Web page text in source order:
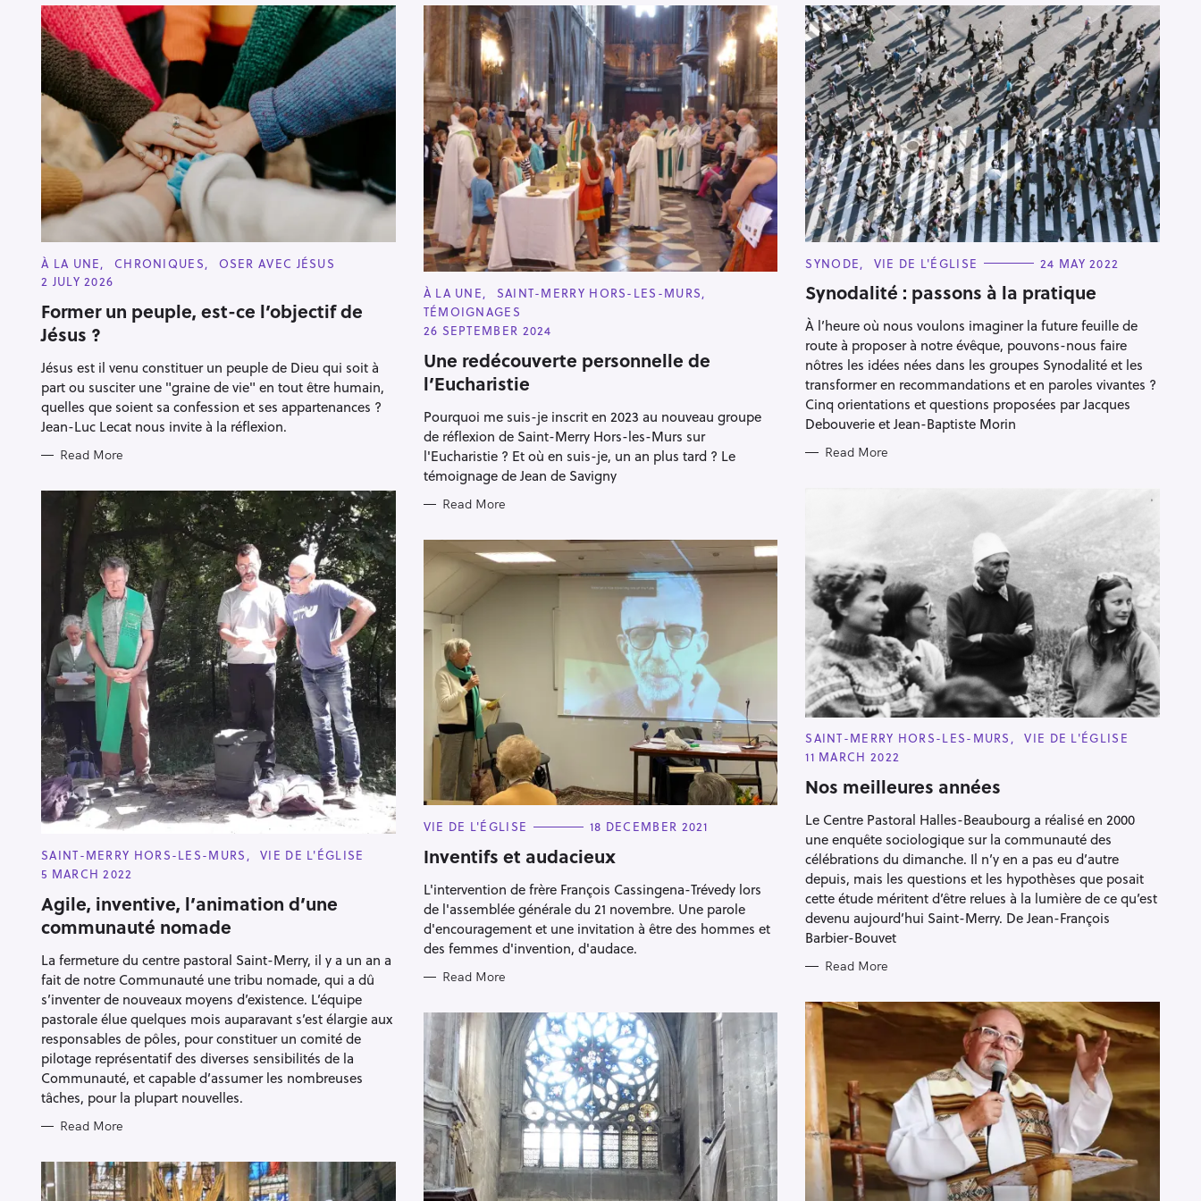
C
A
T
G
R
E
S
À LA UNE CHRONIQUES
OSER AVEC JÉSUS
2 JULY 2026
Former un peuple, est-ce l’objectif de
Jésus ?
Jésus est il venu constituer un peuple de Dieu qui soit à
part ou susciter une "graine de vie" en tout être humain,
quelles que soient sa confession et ses appartenances ?
Jean-Luc Lecat nous invite à la réflexion.
Read More
C
A
T
E
O
R
I
E
À LA UNE
SAINT-MERRY HORS-LES-MURS
TÉMOIGNAGES
26 SEPTEMBER 2024
Une redécouverte personnelle de
l’Eucharistie
Pourquoi me suis-je inscrit en 2023 au nouveau groupe
de réflexion de Saint-Merry Hors-les-Murs sur
l'Eucharistie ? Et où en suis-je, un an plus tard ? Le
témoignage de Jean de Savigny
Read More
C
T
E
O
I
E
S
SYNODE VIE DE L'ÉGLISE 24 MAY 2022
Synodalité : passons à la pratique
À l’heure où nous voulons imaginer la future feuille de
route à proposer à notre évêque, pouvons-nous faire
nôtres les idées nées dans les groupes Synodalité et les
transformer en recommandations et en paroles vivantes ?
Cinq orientations et questions proposées par Jacques
Debouverie et Jean-Baptiste Morin
Read More
C
A
T
G
R
I
E
S
SAINT-MERRY HORS-LES-MURS
VIE DE L'ÉGLISE
11 MARCH 2022
Nos meilleures années
Le Centre Pastoral Halles-Beaubourg a réalisé en 2000
une enquête sociologique sur la communauté des
célébrations du dimanche. Il n’y en a pas eu d’autre
depuis, mais les questions et les hypothèses que posait
cette étude méritent d’être relues à la lumière de ce qu’est
devenu aujourd’hui Saint-Merry. De Jean-François
Barbier-Bouvet
Read More
C
A
T
G
R
E
S
SAINT-MERRY HORS-LES-MURS
VIE DE L'ÉGLISE
5 MARCH 2022
Agile, inventive, l’animation d’une
communauté nomade
La fermeture du centre pastoral Saint-Merry, il y a un an a
fait de notre Communauté une tribu nomade, qui a dû
s’inventer de nouveaux moyens d’existence. L’équipe
pastorale élue quelques mois auparavant s’est élargie aux
responsables de pôles, pour constituer un comité de
pilotage représentatif des diverses sensibilités de la
Communauté, et capable d’assumer les nombreuses
tâches, pour la plupart nouvelles.
Read More
C
T
E
O
R
I
E
S
VIE DE L'ÉGLISE 18 DECEMBER 2021
Inventifs et audacieux
L'intervention de frère François Cassingena-Trévedy lors
de l'assemblée générale du 21 novembre. Une parole
d'encouragement et une invitation à être des hommes et
des femmes d'invention, d'audace.
Read More
S
e
a
h
Press Esc to cancel.